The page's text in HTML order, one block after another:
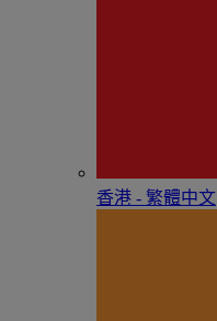
香港 - 繁體中文